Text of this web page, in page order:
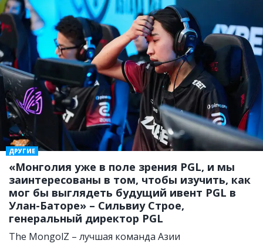
«Монголия уже в поле зрения PGL, и мы
заинтересованы в том, чтобы изучить, как
мог бы выглядеть будущий ивент PGL в
Улан-Баторе» – Сильвиу Строе,
генеральный директор PGL
The MongolZ – лучшая команда Азии
ДРУГИЕ